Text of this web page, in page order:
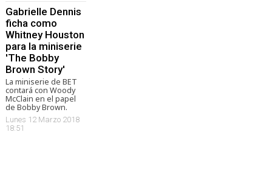
Gabrielle Dennis
ficha como
Whitney Houston
para la miniserie
'The Bobby
Brown Story'
La miniserie de BET
contará con Woody
McClain en el papel
de Bobby Brown.
Lunes 12 Marzo 2018
18:51